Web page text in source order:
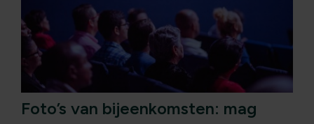
Foto’s van bijeenkomsten: mag